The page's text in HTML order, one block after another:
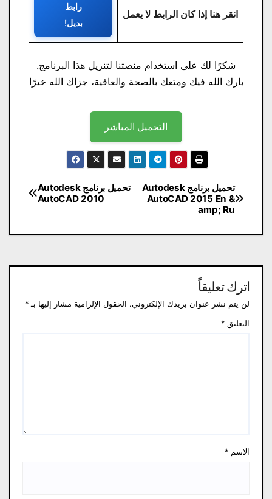
انقر هنا إذا كان الرابط لا يعمل
رابط
بديل!
شكرًا لك على استخدام منصتنا لتنزيل هذا البرنامج.
بارك الله فيك ومتعك بالصحة والعافية، جزاك الله خيرًا
التحميل المباشر
تصفّح
المقالات
تحميل برنامج Autodesk
AutoCAD 2010
تحميل برنامج Autodesk
AutoCAD 2015 En &
amp; Ru
اترك تعليقاً
لن يتم نشر عنوان بريدك الإلكتروني. الحقول الإلزامية مشار إليها بـ *
التعليق *
الاسم *